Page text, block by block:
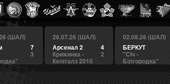
(ШАЛ)
7
3
26.07.26 (ШАЛ)
4
Арсенал 2
2
Крижинка -
Кепіталз 2010
02.08.26 (ШАЛ)
БЕРКУТ
"Сiч -
Білгородка"